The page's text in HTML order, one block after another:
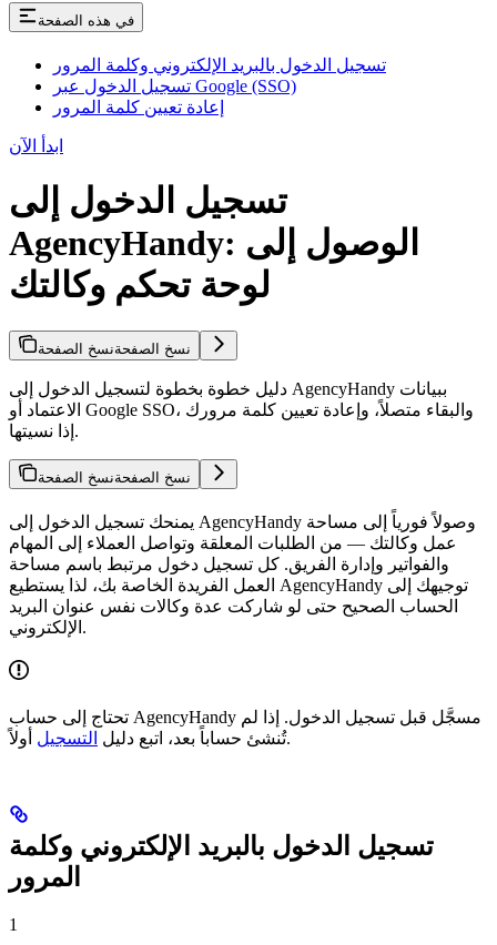
في هذه الصفحة
تسجيل الدخول بالبريد الإلكتروني وكلمة المرور
تسجيل الدخول عبر Google (SSO)
إعادة تعيين كلمة المرور
ابدأ الآن
تسجيل الدخول إلى
AgencyHandy: الوصول إلى
لوحة تحكم وكالتك
نسخ الصفحةنسخ الصفحة
دليل خطوة بخطوة لتسجيل الدخول إلى AgencyHandy ببيانات
الاعتماد أو Google SSO، والبقاء متصلاً، وإعادة تعيين كلمة مرورك
إذا نسيتها.
نسخ الصفحةنسخ الصفحة
يمنحك تسجيل الدخول إلى AgencyHandy وصولاً فورياً إلى مساحة
عمل وكالتك — من الطلبات المعلقة وتواصل العملاء إلى المهام
والفواتير وإدارة الفريق. كل تسجيل دخول مرتبط باسم مساحة
العمل الفريدة الخاصة بك، لذا يستطيع AgencyHandy توجيهك إلى
الحساب الصحيح حتى لو شاركت عدة وكالات نفس عنوان البريد
الإلكتروني.
تحتاج إلى حساب AgencyHandy مسجَّل قبل تسجيل الدخول. إذا لم
تُنشئ حساباً بعد، اتبع دليل التسجيل أولاً.
تسجيل الدخول بالبريد الإلكتروني وكلمة
المرور
1